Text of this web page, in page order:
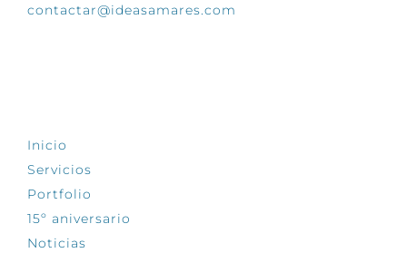
contactar@ideasamares.com
Inicio
Servicios
Portfolio
15º aniversario
Noticias